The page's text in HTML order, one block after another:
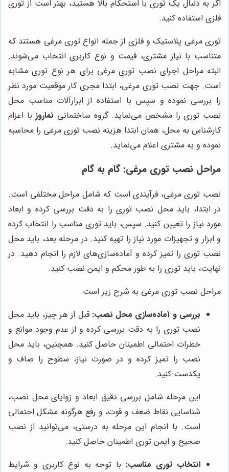
اگر به دنبال یک توری با استحکام بالا هستید، بهتر است از توری
فلزی استفاده کنید.
توری مرغی پلاستیک و فلزی از جمله انواع توری مرغی هستند که
متناسب با نیاز مشتری، قیمت و نوع کاربری انتخاب می‌شوند.
البته مراحل اجرای نصب توری مرغی برای هر نوع توری مشابه
است. جهت نصب توری مرغی، ابتدا مجری کار موقعیت مورد نظر
را بررسی نموده و سپس با استفاده از ابزارآلات مناسب محل
نصب توری را مشخص می‌نماید. گروه ساختمانی نماروزبا اعزام
کارشناس به محل، همان ابتدا هزینه نصب توری مرغی را محاسبه
نموده و به مشتری اعلام می‌نماید.
مراحل نصب توری مرغی: گام به گام
نصب توری مرغی، فرآیندی است که شامل مراحل مختلفی است.
در ابتدا، باید محل نصب توری را به دقت بررسی کرده و ابعاد
مورد نیاز را تعیین کنید. سپس، باید توری مناسب را انتخاب کرده
و ابزار و تجهیزات مورد نیاز را تهیه کنید. در مرحله بعد، باید محل
نصب توری را تمیز کرده و آماده‌سازی‌های لازم را انجام دهید. در
نهایت، باید توری را به طور محکم و ایمن نصب کنید.
مراحل نصب توری مرغی به شرح زیر است:
بررسی و آماده‌سازی محل نصب: قبل از هر چیز، باید محل
نصب توری را به دقت بررسی کرده و از عدم وجود موانع و
خطرات احتمالی اطمینان حاصل کنید. همچنین، باید محل
نصب را تمیز کرده و در صورت نیاز، سطوح را صاف و
یکدست کنید.
این مرحله شامل بررسی دقیق ابعاد و زوایای محل نصب،
شناسایی نقاط ضعف و قوت، و رفع هرگونه مشکل احتمالی
است. با انجام این مرحله به درستی، می‌توانید از نصب
صحیح و ایمن توری اطمینان حاصل کنید.
انتخاب توری مناسب: با توجه به نوع کاربری و شرایط